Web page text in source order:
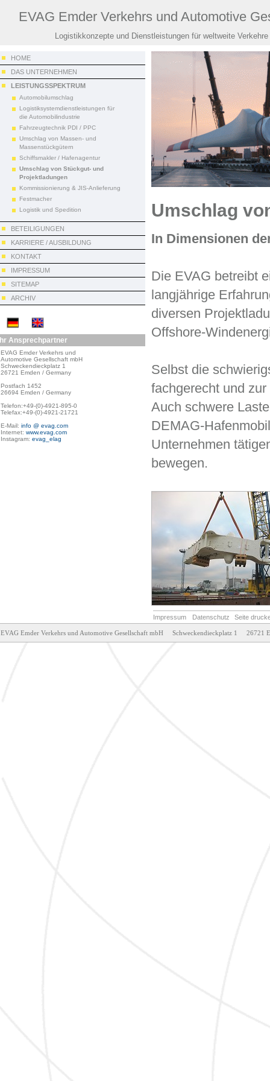
EVAG Emder Verkehrs und Automotive
Logistikkonzepte und Dienstleistungen für weltweite Verkehre
HOME
DAS UNTERNEHMEN
LEISTUNGSSPEKTRUM
Automobilumschlag
Logistiksystemdienstleistungen für
die Automobilindustrie
Fahrzeugtechnik PDI / PPC
Umschlag von Massen- und
Massenstückgütern
Schiffsmakler / Hafenagentur
Umschlag von Stückgut- und
Projektladungen
Kommissionierung & JIS-Anlieferung
Festmacher
Logistik und Spedition
BETEILIGUNGEN
KARRIERE / AUSBILDUNG
KONTAKT
IMPRESSUM
SITEMAP
ARCHIV
Ansprechpartner
EVAG Emder Verkehrs und
Automotive Gesellschaft mbH
Schweckendieckplatz 1
26721 Emden / Germany
Postfach 1452
26694 Emden / Germany
Telefon:+49-(0)-4921-895-0
Telefax:+49-(0)-4921-21721
E-Mail: info @ evag.com
Internet: www.evag.com
Instagram: evag_elag
Umschlag
In Dimensionen
Die EVAG betreibt
langjährige
diversen
Offshore-
Selbst die
fachgerecht und
Auch schwere
DEMAG-
Unternehmen
bewegen.
Impressum Datenschutz Seite
EVAG Emder Verkehrs und Automotive Gesellschaft mbH     Schweckendieckplatz 1